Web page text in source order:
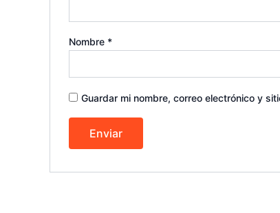
Nombre *
Guardar mi nombre, correo electrónico y